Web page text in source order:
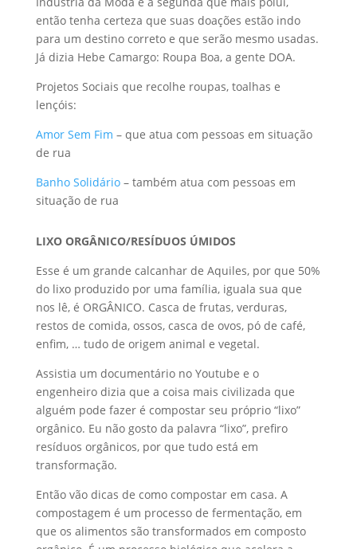
então tenha certeza que suas doações estão indo
para um destino correto e que serão mesmo usadas.
Já dizia Hebe Camargo: Roupa Boa, a gente DOA.
Projetos Sociais que recolhe roupas, toalhas e
lençóis:
Amor Sem Fim – que atua com pessoas em situação
de rua
Banho Solidário– também atua com pessoas em
situação de rua
LIXO ORGÂNICO/RESÍDUOS ÚMIDOS
Esse é um grande calcanhar de Aquiles, por que 50%
do lixo produzido por uma família, iguala sua que
nos lê, é ORGÂNICO. Casca de frutas, verduras,
restos de comida, ossos, casca de ovos, pó de café,
enfim, … tudo de origem animal e vegetal.
Assistia um documentário no Youtube e o
engenheiro dizia que a coisa mais civilizada que
alguém pode fazer é compostar seu próprio “lixo”
orgânico. Eu não gosto da palavra “lixo”, prefiro
resíduos orgânicos, por que tudo está em
transformação.
Então vão dicas de como compostar em casa. A
compostagem é um processo de fermentação, em
que os alimentos são transformados em composto